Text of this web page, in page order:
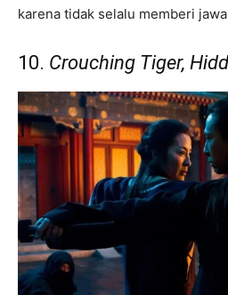
karena tidak selalu memberi
10. Crouching Tiger,